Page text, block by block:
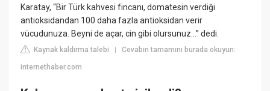
Karatay, “Bir Türk kahvesi fincanı, domatesin verdiği
antioksidandan 100 daha fazla antioksidan verir
vücudunuza. Beyni de açar, cin gibi olursunuz…” dedi.
Kaynak kaldırma talebi |Cevabın tamamını burada okuyun:
internethaber.com